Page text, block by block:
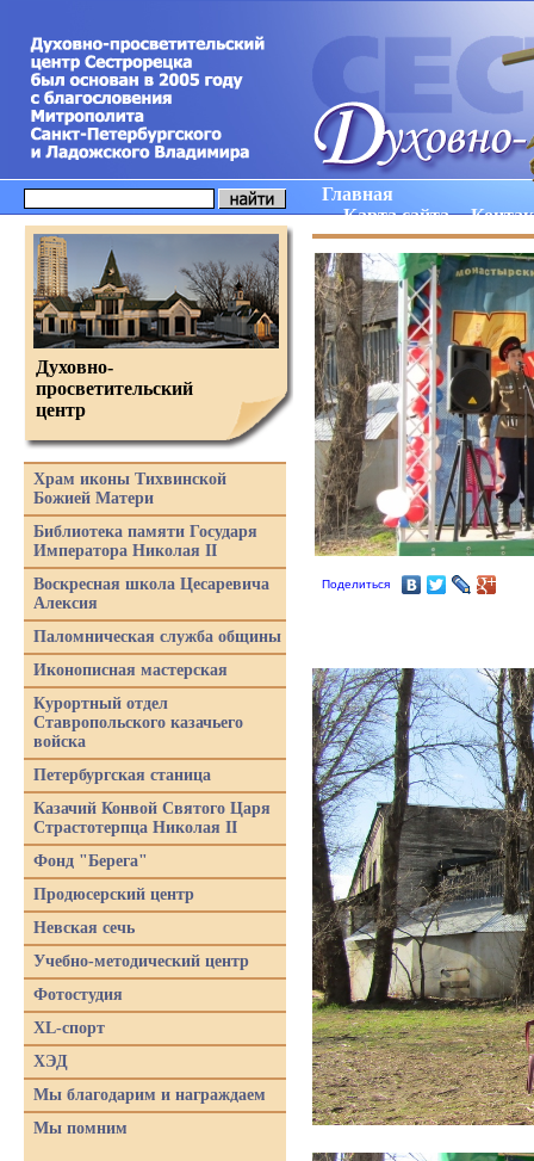
Главная
Карта сайта
Поделиться
Духовно-
просветительский
центр
Храм иконы Тихвинской
Божией Матери
Библиотека памяти Государя
Императора Николая II
Воскресная школа Цесаревича
Алексия
Паломническая служба общины
Иконописная мастерская
Курортный отдел
Ставропольского казачьего
войска
Петербургская станица
Казачий Конвой Святого Царя
Страстотерпца Николая II
Фонд "Берега"
Продюсерский центр
Невская сечь
Учебно-методический центр
Фотостудия
XL-спорт
ХЭД
Мы благодарим и награждаем
Мы помним